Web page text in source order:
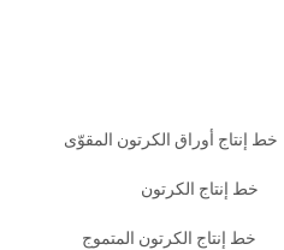
خط إنتاج أوراق الكرتون المقوّى
خط إنتاج الكرتون
خط إنتاج الكرتون المتموج